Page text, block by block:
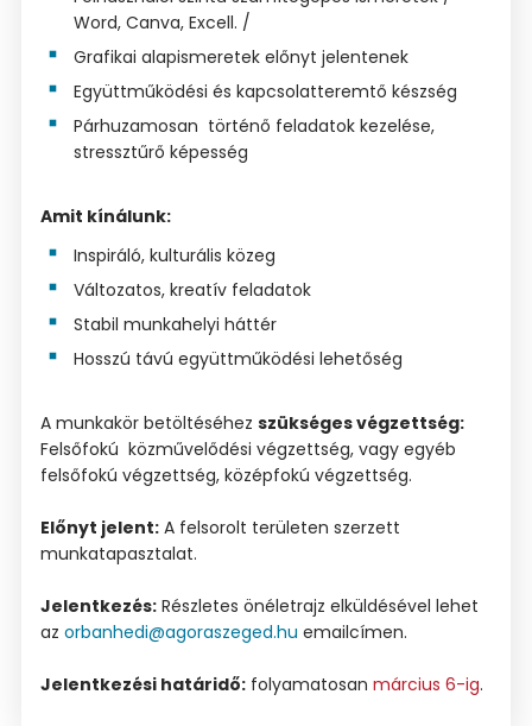
Word, Canva, Excell. /
Grafikai alapismeretek előnyt jelentenek
Együttműködési és kapcsolatteremtő készség
Párhuzamosan történő feladatok kezelése,
stressztűrő képesség
Amit kínálunk:
Inspiráló, kulturális közeg
Változatos, kreatív feladatok
Stabil munkahelyi háttér
Hosszú távú együttműködési lehetőség
A munkakör betöltéséhez szükséges végzettség:
Felsőfokú közművelődési végzettség, vagy egyéb
felsőfokú végzettség, középfokú végzettség.
Előnyt jelent:A felsorolt területen szerzett
munkatapasztalat.
Jelentkezés:Részletes önéletrajz elküldésével lehet
az orbanhedi@agoraszeged.hu emailcímen.
Jelentkezési határidő:folyamatosan március 6-ig.